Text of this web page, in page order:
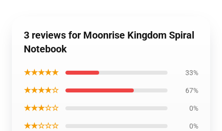
3 reviews for Moonrise Kingdom Spiral
Notebook
★★★★★ 33%
★★★★☆ 67%
★★★☆☆ 0%
★★☆☆☆ 0%